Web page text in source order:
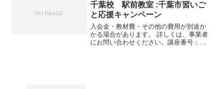
千葉校 駅前教室 :千葉市習いご
と応援キャンペーン
入会金・教材費・その他の費用が別途か
かる場合があります。 詳しくは、事業者
にお問い合わせください。講座番号：